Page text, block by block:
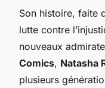
Son histoire, faite
lutte contre
nouveaux
Comics, Natasha
plusieurs